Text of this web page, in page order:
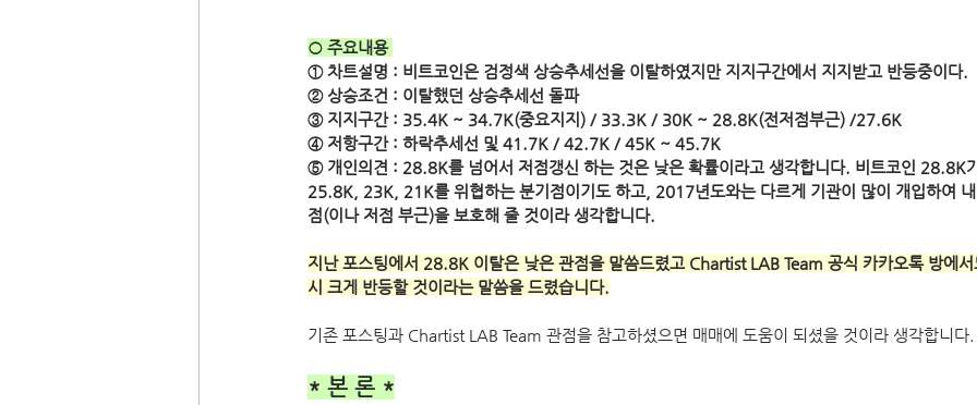
○ 주요내용
① 차트설명 : 비트코인은 검정색 상승추세선을 이탈하였지만 지지구간에서 지지받고 반등중이다.
② 상승조건 : 이탈했던 상승추세선 돌파
③ 지지구간 : 35.4K ~ 34.7K(중요지지) / 33.3K / 30K ~ 28.8K(전저점부근) /27.6K
④ 저항구간 : 하락추세선 및 41.7K / 42.7K / 45K ~ 45.7K
⑤ 개인의견 : 28.8K를 넘어서 저점갱신 하는 것은 낮은 확률이라고 생각합니다. 비트코인 28.8K
25.8K, 23K, 21K를 위협하는 분기점이기도 하고, 2017년도와는 다르게 기관이 많이 개입하여 내
점(이나 저점 부근)을 보호해 줄 것이라 생각합니다.
지난 포스팅에서 28.8K 이탈은 낮은 관점을 말씀드렸고 Chartist LAB Team 공식 카카오톡 방에
시 크게 반등할 것이라는 말씀을 드렸습니다.
기존 포스팅과 Chartist LAB Team 관점을 참고하셨으면 매매에 도움이 되셨을 것이라 생각합니다.
* 본 론 *